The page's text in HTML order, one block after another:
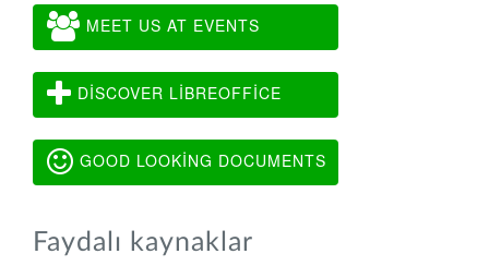
MEET US AT EVENTS
DISCOVER LIBREOFFICE
GOOD LOOKING DOCUMENTS
Faydalı kaynaklar